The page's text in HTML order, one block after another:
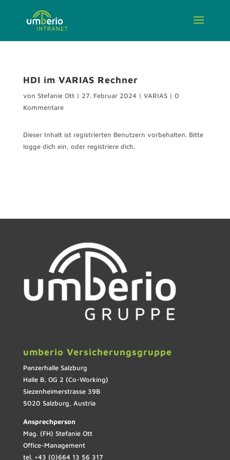
HDI im VARIAS Rechner
von Stefanie Ott| 27. Februar 2024 | VARIAS| 0
Kommentare
Dieser Inhalt ist registrierten Benutzern vorbehalten. Bitte
logge dich ein, oder registriere dich.
umberio Versicherungsgruppe
Panzerhalle Salzburg
Halle B, OG 2 (Co-Working)
Siezenheimerstrasse 39B
5020 Salzburg, Austria
Ansprechperson
Mag. (FH) Stefanie Ott
Office-Management
tel. +43 (0)664 13 56 317